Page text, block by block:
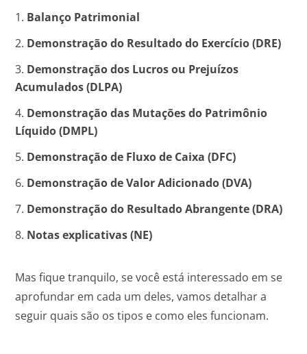
Balanço Patrimonial
Demonstração do Resultado do Exercício (DRE)
Demonstração dos Lucros ou Prejuízos
Acumulados (DLPA)
Demonstração das Mutações do Patrimônio
Líquido (DMPL)
Demonstração de Fluxo de Caixa (DFC)
Demonstração de Valor Adicionado (DVA)
Demonstração do Resultado Abrangente (DRA)
Notas explicativas (NE)
Mas fique tranquilo, se você está interessado em se
aprofundar em cada um deles, vamos detalhar a
seguir quais são os tipos e como eles funcionam.